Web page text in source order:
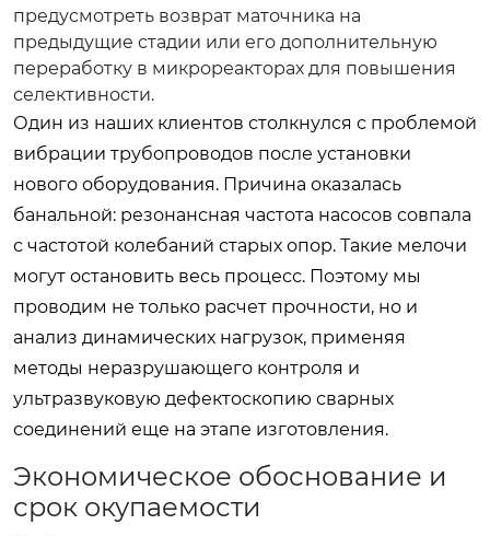
предусмотреть возврат маточника на
предыдущие стадии или его дополнительную
переработку в микрореакторах для повышения
селективности.
Один из наших клиентов столкнулся с проблемой
вибрации трубопроводов после установки
нового оборудования. Причина оказалась
банальной: резонансная частота насосов совпала
с частотой колебаний старых опор. Такие мелочи
могут остановить весь процесс. Поэтому мы
проводим не только расчет прочности, но и
анализ динамических нагрузок, применяя
методы неразрушающего контроля и
ультразвуковую дефектоскопию сварных
соединений еще на этапе изготовления.
Экономическое обоснование и
срок окупаемости